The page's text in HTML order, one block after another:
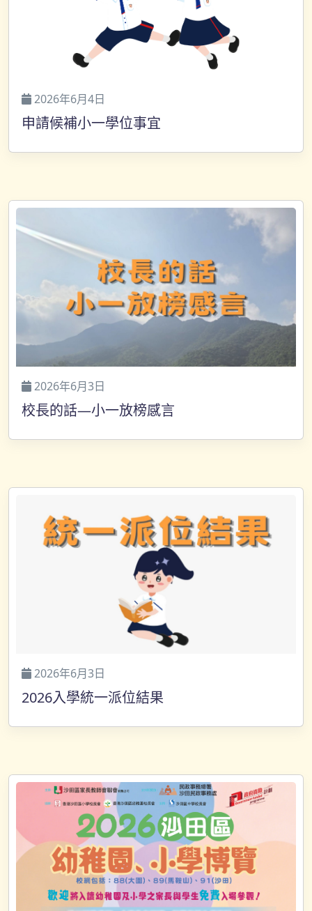
2026年6月4日
申請候補小一學位事宜
2026年6月3日
校長的話—小一放榜感言
2026年6月3日
2026入學統一派位結果